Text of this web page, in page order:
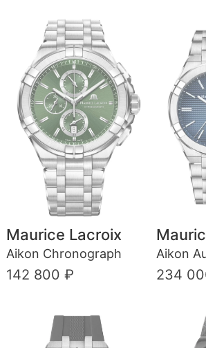
Maurice Lacroix
Aikon Chronograph
142 800 ₽
Aikon
234